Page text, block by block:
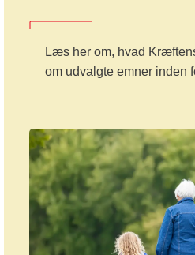
Læs her om, hvad
om udvalgte emner inden